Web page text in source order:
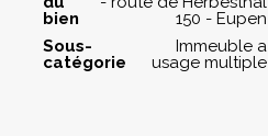
bien
150 - Eupen
Sous-
catégorie
Immeuble a
usage multiple